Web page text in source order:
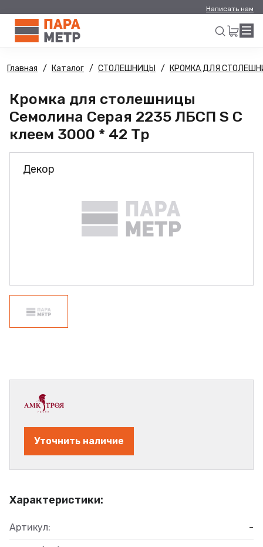
Написать нам
Искать
Главная Каталог СТОЛЕШНИЦЫ КРОМКА ДЛЯ
Кромка для столешницы
Семолина Серая 2235 ЛБСП S С
клеем 3000 * 42 Тр
Декор
Характеристики:
Артикул: -
Уточнить наличие